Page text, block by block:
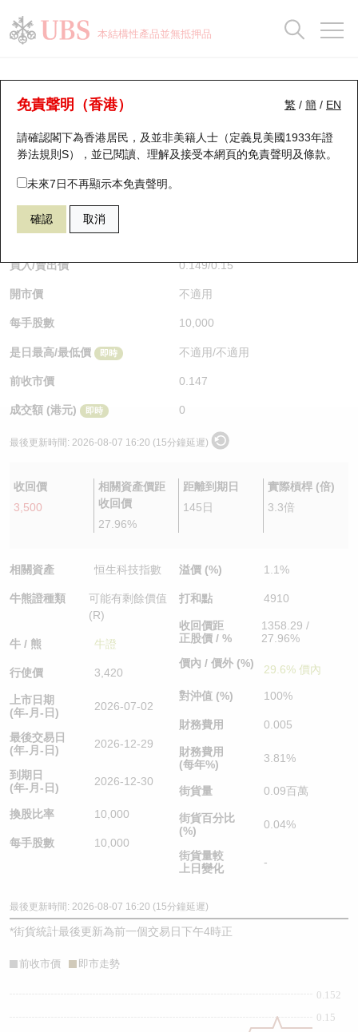
本結構性產品並無抵押品
繁 / 簡 / EN
免責聲明（香港）
請確認閣下為香港居民，及並非美籍人士（定義見美國1933年證
券法規則S），並已閱讀、理解及接受本網頁的免責聲明及條款。
未來7日不再顯示本免責聲明。
確認 取消
牛熊證分析儀
表現 街貨統計 比較
68031 瑞銀牛證 HSTECH 恒生科技指數
$0.149 0.002
買入/賣出價 0.149/0.15
開市價 不適用
每手股數 10,000
是日最高/最低價 即時 不適用/不適用
前收市價 0.147
成交額 (港元) 即時 0
最後更新時間: 2026-08-07 16:20 (15分鐘延遲)
收回價
3,500
相關資產價距
收回價
27.96%
距離到期日
145日
實際槓桿 (倍)
3.3倍
相關資產 恒生科技指數
牛熊證種類
可能有剩餘價值
(R)
牛 / 熊 牛證
行使價 3,420
上市日期
(年-月-日)
2026-07-02
最後交易日
(年-月-日)
2026-12-29
到期日
(年-月-日)
2026-12-30
換股比率 10,000
每手股數 10,000
溢價 (%) 1.1%
打和點 4910
收回價距
正股價 / %
1358.29 /
27.96%
價內 / 價外 (%)
29.6% 價內
對沖值 (%) 100%
財務費用 0.005
財務費用
(每年%)
3.81%
街貨量 0.09百萬
街貨百分比
(%)
0.04%
街貨量較
上日變化
-
最後更新時間: 2026-08-07 16:20 (15分鐘延遲)
*街貨統計最後更新為前一個交易日下午4時正
前收市價 即市走勢
0.15
0.152
瑞銀認股證一覽
新發行瑞銀認股證
即將到期認股證
認股證到期結算價查詢
認股證分析儀
認股證速算機
認股證/牛熊證日誌
認股證文件及公告
街貨統計
比較
牛熊全景快搜
牛熊證搜尋
牛熊證街貨分佈圖
正股牛熊證列表
新發行瑞銀牛熊證
已收回牛熊證剩餘價值
牛熊證到期結算價查詢
牛熊證分析儀
牛熊證文件及公告
街貨統計
比較
十大升幅/跌幅
十大認股證成交分佈
十天股證佔大市成交
資金流
街貨統計
三十大平均引伸波幅
正股分析儀
二十大活躍股份
恒指成份股
國指成份股
科指成份股
相關資產沽空
中資ETFs溢價比較
AH 股價對照
持股比重
顯示所有持股比重
每月輪證大市專題
輪證專欄
講座及教育短片
認股證投資者教育
牛熊證投資者教育
認股證牛熊證常問問題